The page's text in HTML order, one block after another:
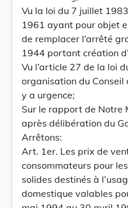
Vu la loi du 7 juillet
1961 ayant pour objet
de remplacer l’arrêté
1944 portant création
Vu l’article 27 de la loi
organisation du Conseil
y a urgence;
Sur le rapport de Notre
après délibération du
Arrêtons:
Art. 1er. Les prix de
consommateurs pour
solides destinés à
domestique valables